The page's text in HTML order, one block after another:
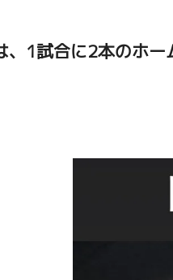
、1試合に2本のホ